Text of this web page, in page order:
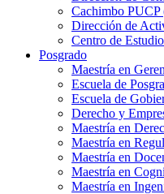
Cachimbo
Dirección de
Centro de
Posgrado
Maestría en
Escuela de
Escuela de
Derecho y
Maestría en
Maestría en
Maestría en
Maestría en
Maestría en